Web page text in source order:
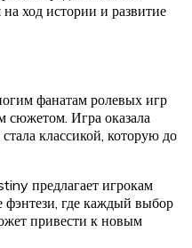
ход истории и развитие
фанатам ролевых игр
сюжетом. Игра оказала
классикой, которую до
предлагает игрокам
где каждый выбор
привести к новым